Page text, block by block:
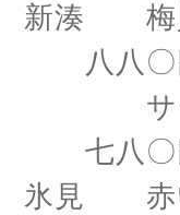
新湊
八八〇
サ
七八〇
氷見